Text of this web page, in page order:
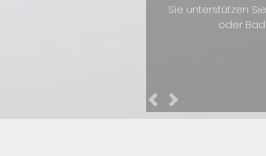
Sie unterstützen
oder
Previous